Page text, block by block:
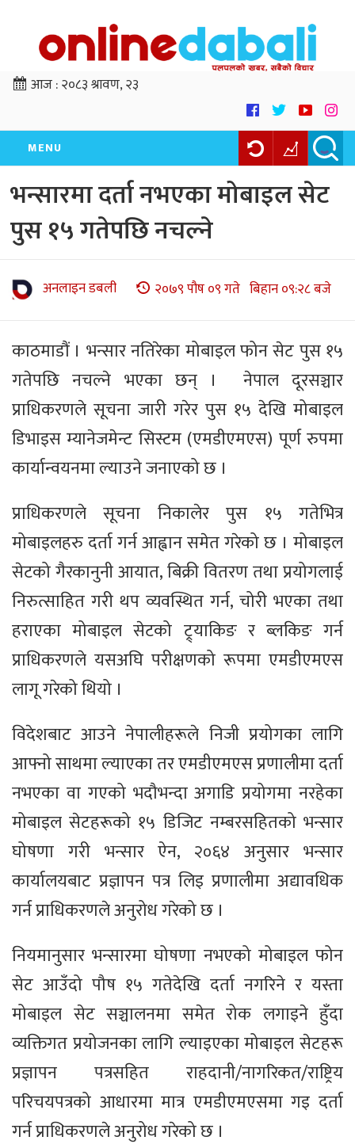
आज :२०८३ श्रावण, २३
MENU
भन्सारमा दर्ता नभएका मोबाइल सेट
पुस १५ गतेपछि नचल्ने
अनलाइन डबली २०७९ पौष ०९ गते बिहान ०९:२८ बजे
काठमाडौं । भन्सार नतिरेका मोबाइल फोन सेट पुस १५
गतेपछि नचल्ने भएका छन् । नेपाल दूरसञ्चार
प्राधिकरणले सूचना जारी गरेर पुस १५ देखि मोबाइल
डिभाइस म्यानेजमेन्ट सिस्टम (एमडीएमएस) पूर्ण रुपमा
कार्यान्वयनमा ल्याउने जनाएको छ ।
प्राधिकरणले सूचना निकालेर पुस १५ गतेभित्र
मोबाइलहरु दर्ता गर्न आह्वान समेत गरेको छ । मोबाइल
सेटको गैरकानुनी आयात, बिक्री वितरण तथा प्रयोगलाई
निरुत्साहित गरी थप व्यवस्थित गर्न, चोरी भएका तथा
हराएका मोबाइल सेटको ट्र्याकिङ र ब्लकिङ गर्न
प्राधिकरणले यसअघि परीक्षणको रूपमा एमडीएमएस
लागू गरेको थियो ।
विदेशबाट आउने नेपालीहरूले निजी प्रयोगका लागि
आफ्नो साथमा ल्याएका तर एमडीएमएस प्रणालीमा दर्ता
नभएका वा गएको भदौभन्दा अगाडि प्रयोगमा नरहेका
मोबाइल सेटहरूको १५ डिजिट नम्बरसहितको भन्सार
घोषणा गरी भन्सार ऐन, २०६४ अनुसार भन्सार
कार्यालयबाट प्रज्ञापन पत्र लिइ प्रणालीमा अद्यावधिक
गर्न प्राधिकरणले अनुरोध गरेको छ ।
नियमानुसार भन्सारमा घोषणा नभएको मोबाइल फोन
सेट आउँदो पौष १५ गतेदेखि दर्ता नगरिने र यस्ता
मोबाइल सेट सञ्चालनमा समेत रोक लगाइने हुँदा
व्यक्तिगत प्रयोजनका लागि ल्याइएका मोबाइल सेटहरू
प्रज्ञापन पत्रसहित राहदानी/नागरिकत/राष्ट्रिय
परिचयपत्रको आधारमा मात्र एमडीएमएसमा गइ दर्ता
गर्न प्राधिकरणले अनुरोध गरेको छ ।